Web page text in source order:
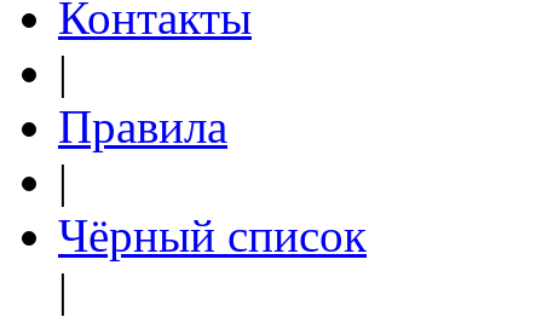
Контакты
|
Правила
|
Чёрный список
|